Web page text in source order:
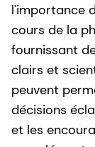
l'importance
cours de la
fournissant
clairs et
peuvent
décisions
et les